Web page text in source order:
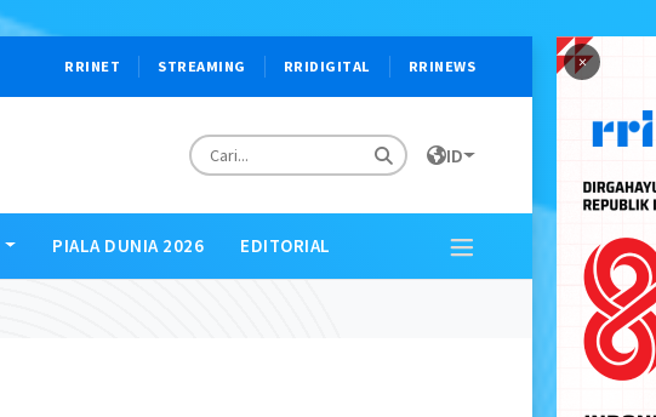
×
RRINET STREAMING RRIDIGITAL RRINEWS
ID
PIALA DUNIA 2026 EDITORIAL